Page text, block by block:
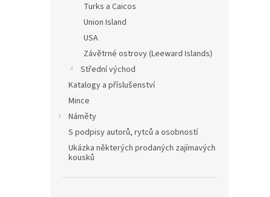
Turks a Caicos
Union Island
USA
Závětrné ostrovy (Leeward Islands)
Střední východ
Katalogy a příslušenství
Mince
Náměty
S podpisy autorů, rytců a osobností
Ukázka některých prodaných zajímavých
kousků